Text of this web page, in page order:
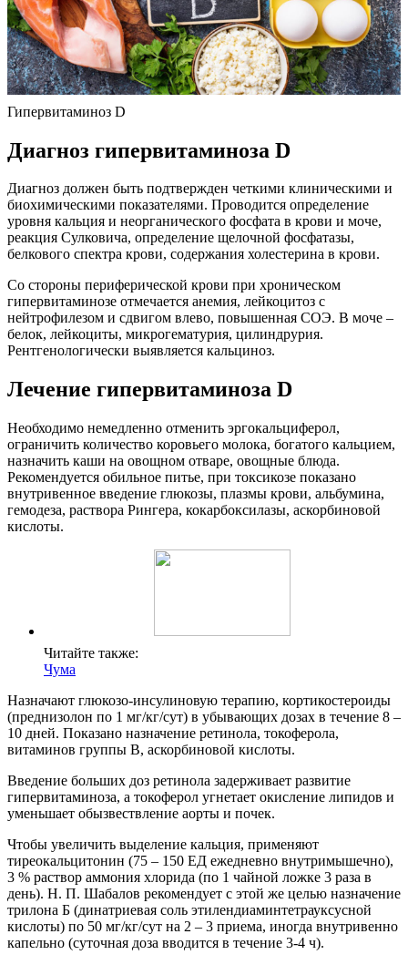
Гипервитаминоз D
Диагноз гипервитаминоза D
Диагноз должен быть подтвержден четкими клиническими и
биохимическими показателями. Проводится определение
уровня кальция и неорганического фосфата в крови и моче,
реакция Сулковича, определение щелочной фосфатазы,
белкового спектра крови, содержания холестерина в крови.
Со стороны периферической крови при хроническом
гипервитаминозе отмечается анемия, лейкоцитоз с
нейтрофилезом и сдвигом влево, повышенная СОЭ. В моче –
белок, лейкоциты, микрогематурия, цилиндрурия.
Рентгенологически выявляется кальциноз.
Лечение гипервитаминоза D
Необходимо немедленно отменить эргокальциферол,
ограничить количество коровьего молока, богатого кальцием,
назначить каши на овощном отваре, овощные блюда.
Рекомендуется обильное питье, при токсикозе показано
внутривенное введение глюкозы, плазмы крови, альбумина,
гемодеза, раствора Рингера, кокарбоксилазы, аскорбиновой
кислоты.
Читайте также:
Чума
Назначают глюкозо-инсулиновую терапию, кортикостероиды
(преднизолон по 1 мг/кг/сут) в убывающих дозах в течение 8 –
10 дней. Показано назначение ретинола, токоферола,
витаминов группы В, аскорбиновой кислоты.
Введение больших доз ретинола задерживает развитие
гипервитаминоза, а токоферол угнетает окисление липидов и
уменьшает обызвествление аорты и почек.
Чтобы увеличить выделение кальция, применяют
тиреокальцитонин (75 – 150 ЕД ежедневно внутримышечно),
3 % раствор аммония хлорида (по 1 чайной ложке 3 раза в
день). Н. П. Шабалов рекомендует с этой же целью назначение
трилона Б (динатриевая соль этилендиаминтетрауксусной
кислоты) по 50 мг/кг/сут на 2 – 3 приема, иногда внутривенно
капельно (суточная доза вводится в течение 3-4 ч).